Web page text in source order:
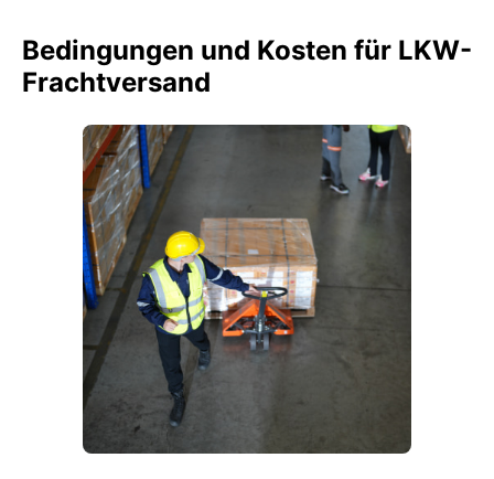
Bedingungen und Kosten für LKW-
Frachtversand